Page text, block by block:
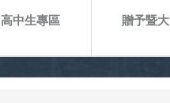
高中生專區 贈予暨大